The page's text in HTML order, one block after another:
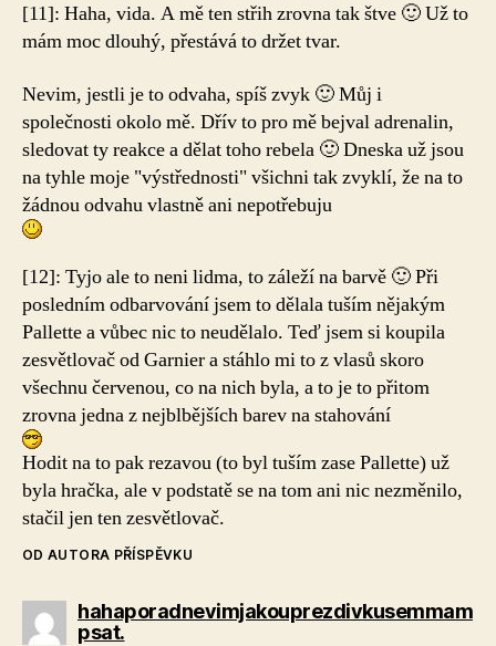
[11]: Haha, vida. A mě ten střih zrovna tak štve 🙂 Už to
mám moc dlouhý, přestává to držet tvar.
Nevim, jestli je to odvaha, spíš zvyk 🙂 Můj i
společnosti okolo mě. Dřív to pro mě bejval adrenalin,
sledovat ty reakce a dělat toho rebela 🙂 Dneska už jsou
na tyhle moje "výstřednosti" všichni tak zvyklí, že na to
žádnou odvahu vlastně ani nepotřebuju
[12]: Tyjo ale to neni lidma, to záleží na barvě 🙂 Při
posledním odbarvování jsem to dělala tuším nějakým
Pallette a vůbec nic to neudělalo. Teď jsem si koupila
zesvětlovač od Garnier a stáhlo mi to z vlasů skoro
všechnu červenou, co na nich byla, a to je to přitom
zrovna jedna z nejblbějších barev na stahování
Hodit na to pak rezavou (to byl tuším zase Pallette) už
byla hračka, ale v podstatě se na tom ani nic nezměnilo,
stačil jen ten zesvětlovač.
OD AUTORA PŘÍSPĚVKU
hahaporadnevimjakouprezdivkusemmam
psat.